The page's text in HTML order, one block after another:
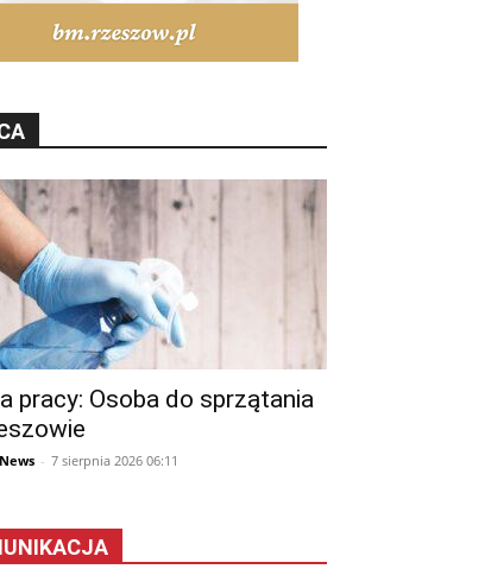
pracy: Osoba do sprzątania
- 7 sierpnia 2026 06:11